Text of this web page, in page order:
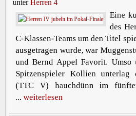
unterHerren 4
Eine
des
C-Klassen-Teams um den Titel
ausgetragen wurde, war
und Bernd Appel Favorit. Umso
Spitzenspieler Kollien unterlag
(TTC V) hauchdünn im
... weiterlesen